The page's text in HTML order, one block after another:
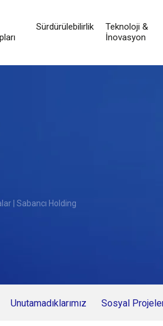
Sürdürülebilirlik
Teknoloji &
İnovasyon
| Sabancı Holding
Unutamadıklarımız Sosyal